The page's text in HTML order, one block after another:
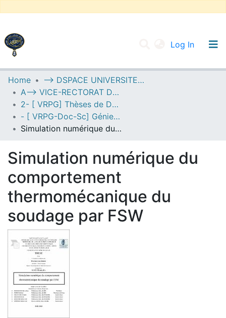
Log In
UNIVERSITY OF D.L SIDI BEL ABBES
Communities & Collections
All of DSpace
Statistics
Home
--> DSPACE UNIVERSITE DJILALLI LIABES DE SIDI BEL ABBES
A--> VICE-RECTORAT DE LA POST-GRADUATION
2- [ VRPG] Thèses de Doctorat en Sciences
- [ VRPG-Doc-Sc] Génie mécanique --- هندسة ميكانيكية
Simulation numérique du comportement thermomécanique du soudage par FSW
Simulation numérique du
comportement
thermomécanique du
soudage par FSW